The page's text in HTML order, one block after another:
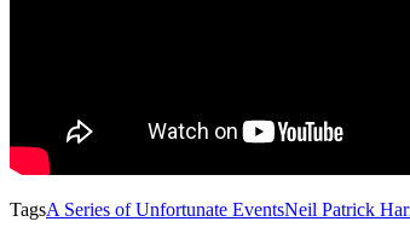
TagsA Series of Unfortunate EventsNeil Patrick